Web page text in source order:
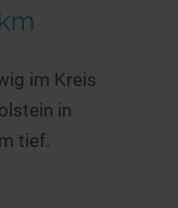
im Kreis
in
tief.